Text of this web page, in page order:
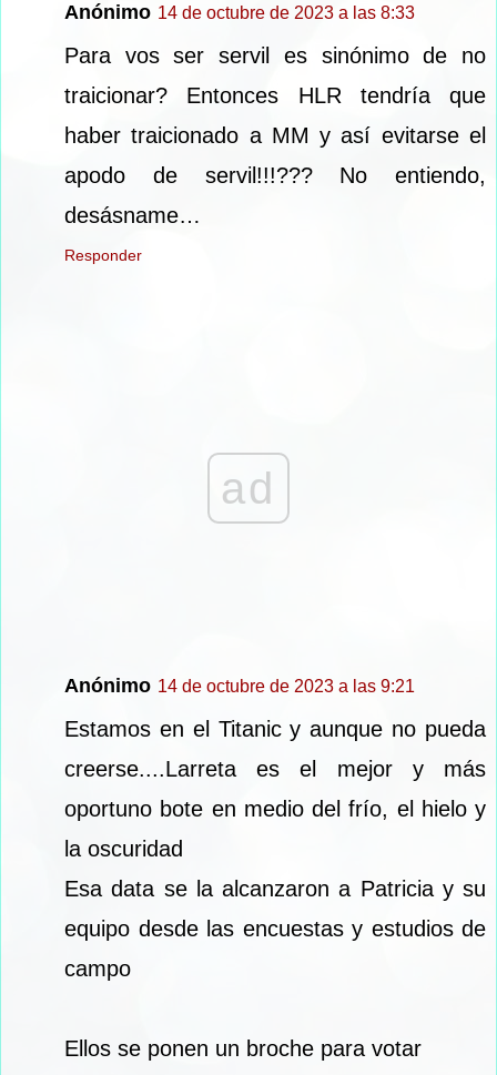
Anónimo 14 de octubre de 2023 a las 8:33
Para vos ser servil es sinónimo de no
traicionar? Entonces HLR tendría que
haber traicionado a MM y así evitarse el
apodo de servil!!!??? No entiendo,
desásname…
Responder
ad
Anónimo 14 de octubre de 2023 a las 9:21
Estamos en el Titanic y aunque no pueda
creerse....Larreta es el mejor y más
oportuno bote en medio del frío, el hielo y
la oscuridad
Esa data se la alcanzaron a Patricia y su
equipo desde las encuestas y estudios de
campo
Ellos se ponen un broche para votar